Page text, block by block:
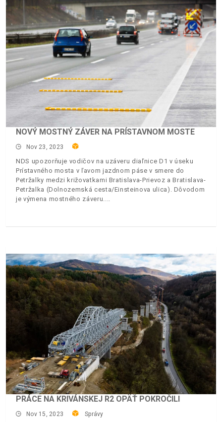
NOVÝ MOSTNÝ ZÁVER NA PRÍSTAVNOM MOSTE
Nov 23, 2023
NDS upozorňuje vodičov na uzáveru diaľnice D1 v úseku
Prístavného mosta v ľavom jazdnom páse v smere do
Petržalky medzi križovatkami Bratislava-Prievoz a Bratislava-
Petržalka (Dolnozemská cesta/Einsteinova ulica). Dôvodom
je výmena mostného záveru.
PRÁCE NA KRIVÁNSKEJ R2 OPÄŤ POKROČILI
Nov 15, 2023 Správy